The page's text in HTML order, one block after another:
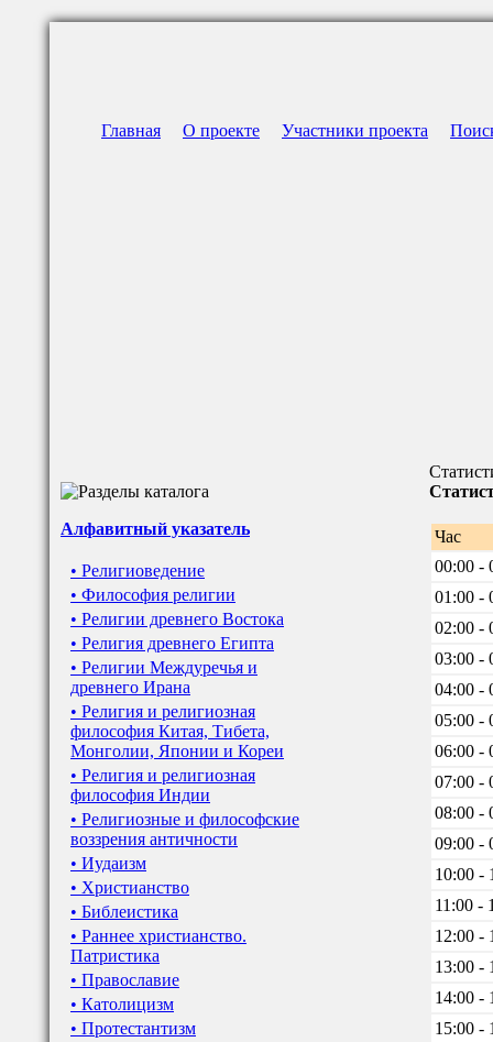
Главная О проекте Участники проекта
Алфавитный указатель
• Религиоведение
• Философия религии
• Религии древнего Востока
• Религия древнего Египта
• Религии Междуречья и
древнего Ирана
• Религия и религиозная
философия Китая, Тибета,
Монголии, Японии и Кореи
• Религия и религиозная
философия Индии
• Религиозные и философские
воззрения античности
• Иудаизм
• Христианство
• Библеистика
• Раннее христианство.
Патристика
• Православие
• Католицизм
• Протестантизм
Час
00:00 -
01:00 -
02:00 -
03:00 -
04:00 -
05:00 -
06:00 -
07:00 -
08:00 -
09:00 -
10:00 -
11:00 -
12:00 -
13:00 -
14:00 -
15:00 -